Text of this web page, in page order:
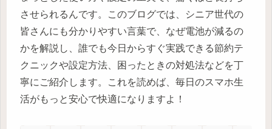
させられるんです。このブログでは、シニア世代の
皆さんにも分かりやすい言葉で、なぜ電池が減るの
かを解説し、誰でも今日からすぐ実践できる節約テ
クニックや設定方法、困ったときの対処法などを丁
寧にご紹介します。これを読めば、毎日のスマホ生
活がもっと安心で快適になりますよ！